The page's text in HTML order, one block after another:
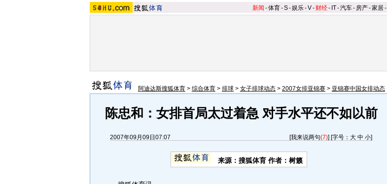
新闻 -体育-S-娱乐-V- 财经- IT-汽车- 房产-家居-
阿迪达斯搜狐体育 > 综合体育 > 排球 > 女子排球动态 > 2007女排亚锦赛 > 亚锦赛中国女排动态
陈忠和：女排首局太过着急 对手水平还不如以前
2007年09月09日07:07 [我来说两句(7)] [字号： 大 中 小]
来源：搜狐体育 作者：树籁